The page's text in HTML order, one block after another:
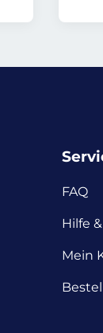
FAQ
Hilfe
Mein